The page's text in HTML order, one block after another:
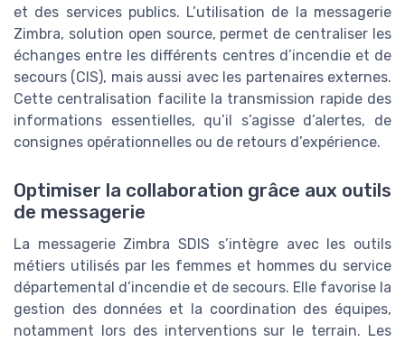
et des services publics. L’utilisation de la messagerie
Zimbra, solution open source, permet de centraliser les
échanges entre les différents centres d’incendie et de
secours (CIS), mais aussi avec les partenaires externes.
Cette centralisation facilite la transmission rapide des
informations essentielles, qu’il s’agisse d’alertes, de
consignes opérationnelles ou de retours d’expérience.
Optimiser la collaboration grâce aux outils
de messagerie
La messagerie Zimbra SDIS s’intègre avec les outils
métiers utilisés par les femmes et hommes du service
départemental d’incendie et de secours. Elle favorise la
gestion des données et la coordination des équipes,
notamment lors des interventions sur le terrain. Les